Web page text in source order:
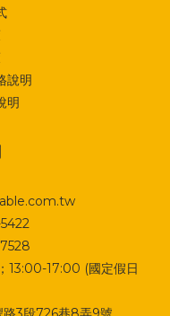
說明
明
13:00-17:00 (國定假日